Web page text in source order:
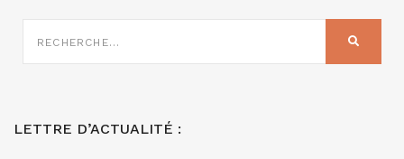
SUR
LETTRE D’ACTUALITÉ :